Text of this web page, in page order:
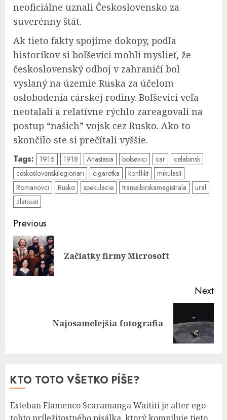
neoficiálne uznali Československo za
suverénny štát.
Ak tieto fakty spojíme dokopy, podľa
historikov si boľševici mohli myslieť, že
československý odboj v zahraničí bol
vyslaný na územie Ruska za účelom
oslobodenia cárskej rodiny. Boľševici veľa
neotalali a relatívne rýchlo zareagovali na
postup “našich” vojsk cez Rusko. Ako to
skončilo ste si prečítali vyššie.
Tags: 1916 1918 Anastasia bolsevici car
celabinsk
ceskoslovenskilegionari
cigaretka konflikt
mikulasII
Romanovci
Rusko spekulacie transsibirskamagistrala
ural
zlatoust
Post
navigation
Previous
Začiatky firmy Microsoft
Next
Najosamelejšia fotografia
KTO TOTO VŠETKO PÍŠE?
Esteban Flamenco Scaramanga Waititi je alter ego